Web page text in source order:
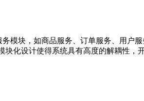
模块，如商品服务、订单服务、用户
化设计使得系统具有高度的解耦性